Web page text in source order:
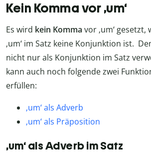
Kein Komma vor ‚um‘
Es wird kein Komma vor ‚um‘
‚um‘ im Satz keine Konjunktion ist.
nicht nur als Konjunktion im Satz
kann auch noch folgende zwei
erfüllen:
‚um‘ als Adverb
‚um‘ als Präposition
‚um‘ als Adverb im Satz